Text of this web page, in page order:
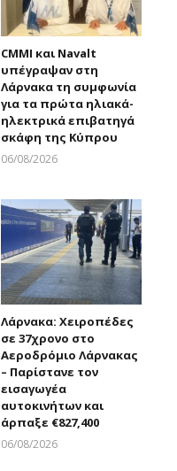
CMMI και Navalt
υπέγραψαν στη
Λάρνακα τη συμφωνία
για τα πρώτα ηλιακά-
ηλεκτρικά επιβατηγά
σκάφη της Κύπρου
06/08/2026
Λάρνακα: Χειροπέδες
σε 37χρονο στο
Αεροδρόμιο Λάρνακας
– Παρίστανε τον
εισαγωγέα
αυτοκινήτων και
άρπαξε €827,400
06/08/2026